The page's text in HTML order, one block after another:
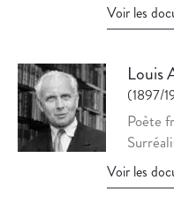
Voir les
Louis
(1897/
Poète
Voir les